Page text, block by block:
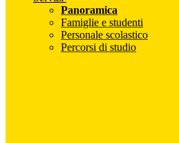
Panoramica
Famiglie e studenti
Personale scolastico
Percorsi di studio